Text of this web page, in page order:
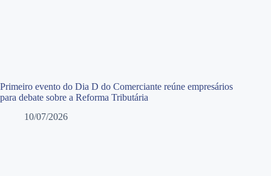
Primeiro evento do Dia D do Comerciante reúne empresários
para debate sobre a Reforma Tributária
10/07/2026